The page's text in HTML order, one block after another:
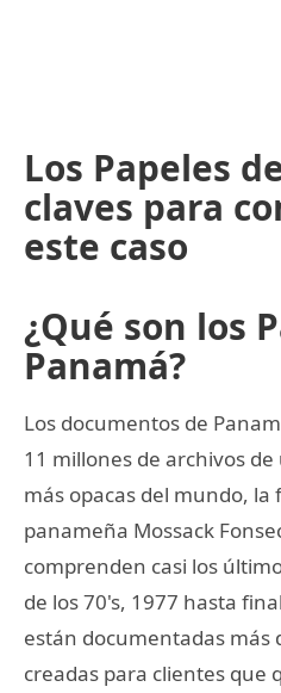
Los Papeles
claves para
este caso
¿Qué son los
Panamá?
Los documentos de
11 millones de archivos
más opacas del mundo, la
panameña Mossack
comprenden casi los
de los 70's, 1977 hasta
están documentadas más
creadas para clientes que